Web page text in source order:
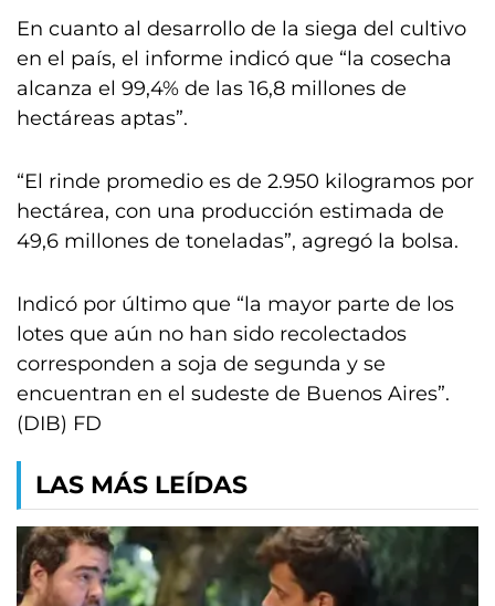
En cuanto al desarrollo de la siega del cultivo
en el país, el informe indicó que “la cosecha
alcanza el 99,4% de las 16,8 millones de
hectáreas aptas”.
“El rinde promedio es de 2.950 kilogramos por
hectárea, con una producción estimada de
49,6 millones de toneladas”, agregó la bolsa.
Indicó por último que “la mayor parte de los
lotes que aún no han sido recolectados
corresponden a soja de segunda y se
encuentran en el sudeste de Buenos Aires”.
(DIB) FD
LAS MÁS LEÍDAS